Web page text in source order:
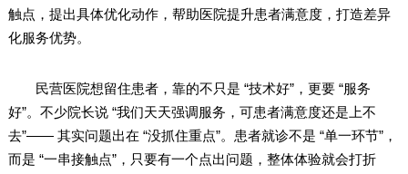
触点，提出具体优化动作，帮助医院提升患者满意度，打造差异
化服务优势。
民营医院想留住患者，靠的不只是 “技术好”，更要 “服务
好”。不少院长说 “我们天天强调服务，可患者满意度还是上不
去”—— 其实问题出在 “没抓住重点”。患者就诊不是 “单一环节”，
而是 “一串接触点”，只要有一个点出问题，整体体验就会打折